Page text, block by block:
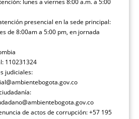
lunes a viernes 8:00 a.m. a 5:00
presencial en la sede principal:
de 8:00am a 5:00 pm, en jornada
110231324
judiciales:
de actos de corrupción: +57 195